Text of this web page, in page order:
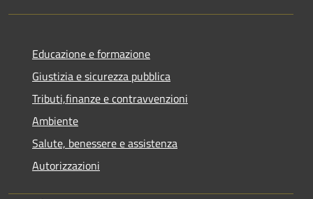
Educazione e formazione
Giustizia e sicurezza pubblica
Tributi,finanze e contravvenzioni
Ambiente
Salute, benessere e assistenza
Autorizzazioni